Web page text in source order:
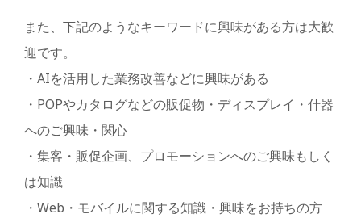
また、下記のようなキーワードに興味がある方は大歓
迎です。
・AIを活用した業務改善などに興味がある
・POPやカタログなどの販促物・ディスプレイ・什器
へのご興味・関心
・集客・販促企画、プロモーションへのご興味もしく
は知識
・Web・モバイルに関する知識・興味をお持ちの方